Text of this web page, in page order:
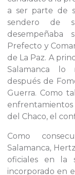
a ser parte de
sendero de
Prefecto y
de La Paz. A
Salamanca lo
después de
Guerra. Como
del Chaco, el
Como
Salamanca,
oficiales en la
incorporado en